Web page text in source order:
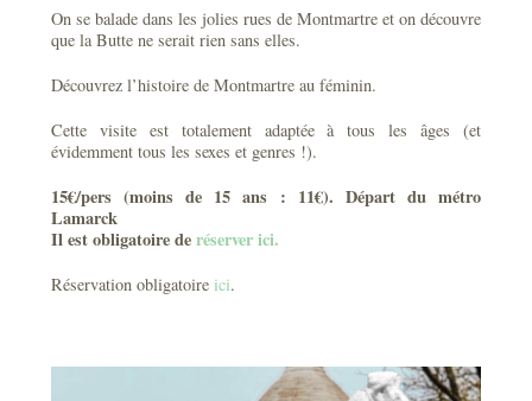
On se balade dans les jolies rues de Montmartre et on découvre
que la Butte ne serait rien sans elles.
Découvrez l’histoire de Montmartre au féminin.
Cette visite est totalement adaptée à tous les âges (et
évidemment tous les sexes et genres !).
15€/pers (moins de 15 ans : 11€). Départ du métro
Lamarck
Il est obligatoire deréserver ici.
Réservation obligatoire ici.